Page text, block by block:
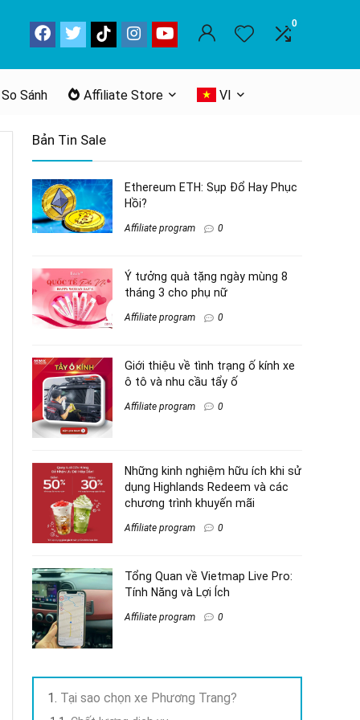
0
Sánh Affiliate Store VI
Bản Tin Sale
Ethereum ETH: Sụp Đổ Hay Phục
Hồi?
Affiliate program 0
Ý tưởng quà tặng ngày mùng 8
tháng 3 cho phụ nữ
Affiliate program 0
Giới thiệu về tình trạng ố kính xe
ô tô và nhu cầu tẩy ố
Affiliate program 0
Những kinh nghiệm hữu ích khi sử
dụng Highlands Redeem và các
chương trình khuyến mãi
Affiliate program 0
Tổng Quan về Vietmap Live Pro:
Tính Năng và Lợi Ích
Affiliate program 0
Tại sao chọn xe Phương Trang?